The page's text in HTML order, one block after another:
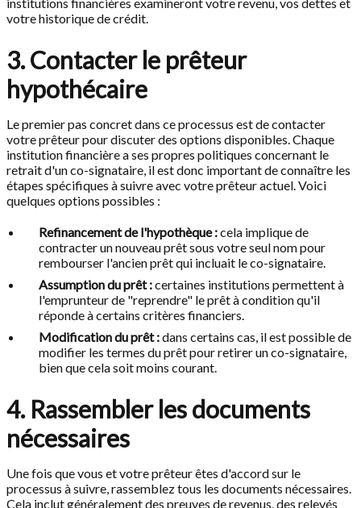
votre historique de crédit.
3. Contacter le prêteur
hypothécaire
Le premier pas concret dans ce processus est de contacter
votre prêteur pour discuter des options disponibles. Chaque
institution financière a ses propres politiques concernant le
retrait d'un co-signataire, il est donc important de connaître les
étapes spécifiques à suivre avec votre prêteur actuel. Voici
quelques options possibles :
Refinancement de l'hypothèque :cela implique de
contracter un nouveau prêt sous votre seul nom pour
rembourser l'ancien prêt qui incluait le co-signataire.
Assumption du prêt :certaines institutions permettent à
l'emprunteur de "reprendre" le prêt à condition qu'il
réponde à certains critères financiers.
Modification du prêt :dans certains cas, il est possible de
modifier les termes du prêt pour retirer un co-signataire,
bien que cela soit moins courant.
4. Rassembler les documents
nécessaires
Une fois que vous et votre prêteur êtes d'accord sur le
processus à suivre, rassemblez tous les documents nécessaires.
Cela inclut généralement des preuves de revenus, des relevés